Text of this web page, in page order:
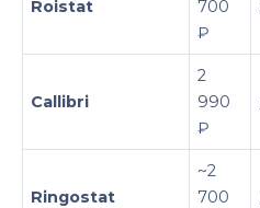
Roistat
700
₽
Callibri
2
990
₽
Ringostat
~2
700